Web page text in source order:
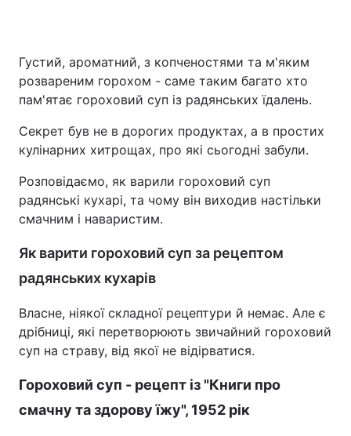
Густий, ароматний, з копченостями та м'яким
розвареним горохом - саме таким багато хто
пам'ятає гороховий суп із радянських їдалень.
Секрет був не в дорогих продуктах, а в простих
кулінарних хитрощах, про які сьогодні забули.
Розповідаємо, як варили гороховий суп
радянські кухарі, та чому він виходив настільки
смачним і наваристим.
Як варити гороховий суп за рецептом
радянських кухарів
Власне, ніякої складної рецептури й немає. Але є
дрібниці, які перетворюють звичайний гороховий
суп на страву, від якої не відірватися.
Гороховий суп - рецепт із "Книги про
смачну та здорову їжу", 1952 рік